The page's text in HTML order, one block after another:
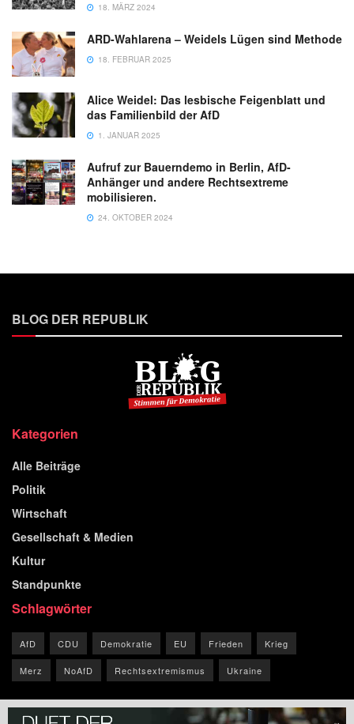
18. MÄRZ 2024
ARD-Wahlarena – Weidels Lügen sind Methode
18. FEBRUAR 2025
Alice Weidel: Das lesbische Feigenblatt und
das Familienbild der AfD
1. JANUAR 2025
Aufruf zur Bauerndemo in Berlin, AfD-
Anhänger und andere Rechtsextreme
mobilisieren.
24. OKTOBER 2024
BLOG DER REPUBLIK
Kategorien
Alle Beiträge
Politik
Wirtschaft
Gesellschaft & Medien
Kultur
Standpunkte
Schlagwörter
AfD CDU Demokratie EU Frieden Krieg
Merz NoAfD Rechtsextremismus Ukraine